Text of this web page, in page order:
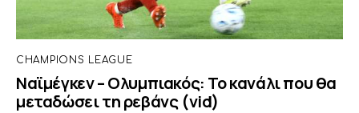
CHAMPIONS LEAGUE
Ναϊμέγκεν – Ολυμπιακός: Το κανάλι που θα
μεταδώσει τη ρεβάνς (vid)